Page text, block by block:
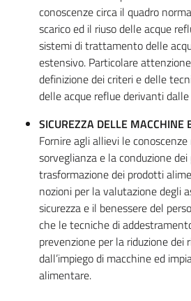
conoscenze circa il quadro
scarico ed il riuso delle acque
sistemi di trattamento delle
estensivo. Particolare
definizione dei criteri e delle
delle acque reflue derivanti
SICUREZZA DELLE MACCHINE
Fornire agli allievi le
sorveglianza e la conduzione
trasformazione dei prodotti
nozioni per la valutazione degli
sicurezza e il benessere del
che le tecniche di
prevenzione per la riduzione dei
dall’impiego di macchine ed
alimentare.